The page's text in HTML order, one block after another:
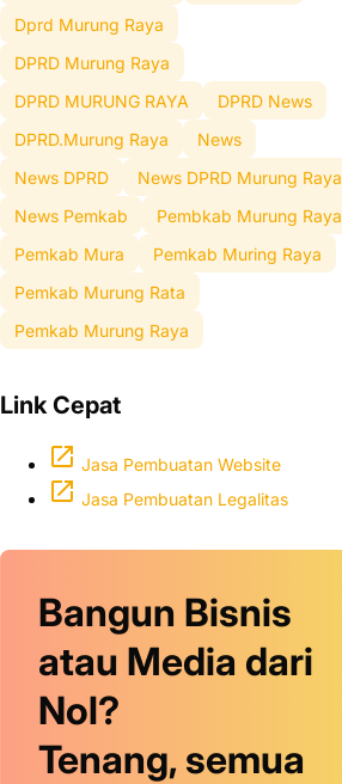
Dprd Murung Raya
DPRD Murung Raya
DPRD MURUNG RAYA
DPRD News
DPRD.Murung Raya
News
News DPRD
News DPRD Murung Raya
News Pemkab
Pembkab Murung Raya
Pemkab Mura
Pemkab Muring Raya
Pemkab Murung Rata
Pemkab Murung Raya
Link Cepat
Jasa Pembuatan Website
Jasa Pembuatan Legalitas
Bangun Bisnis
atau Media dari
Nol?
Tenang, semua